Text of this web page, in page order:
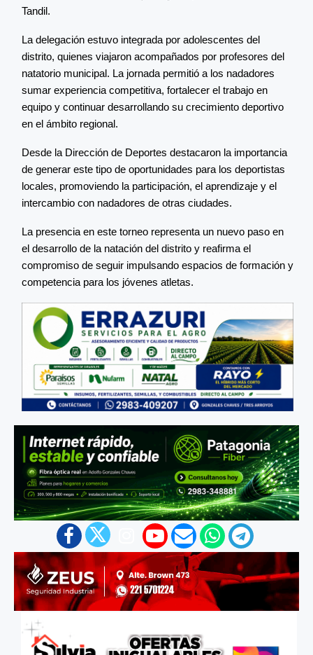
Tandil.
La delegación estuvo integrada por adolescentes del
distrito, quienes viajaron acompañados por profesores del
natatorio municipal. La jornada permitió a los nadadores
sumar experiencia competitiva, fortalecer el trabajo en
equipo y continuar desarrollando su crecimiento deportivo
en el ámbito regional.
Desde la Dirección de Deportes destacaron la importancia
de generar este tipo de oportunidades para los deportistas
locales, promoviendo la participación, el aprendizaje y el
intercambio con nadadores de otras ciudades.
La presencia en este torneo representa un nuevo paso en
el desarrollo de la natación del distrito y reafirma el
compromiso de seguir impulsando espacios de formación y
competencia para los jóvenes atletas.